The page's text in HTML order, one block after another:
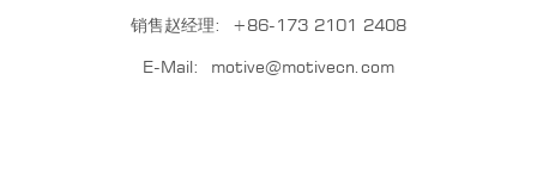
销售赵经理: +86-173 2101 2408
E-Mail: motive@motivecn.com